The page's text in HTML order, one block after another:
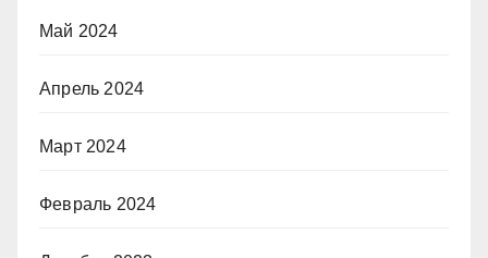
Май 2024
Апрель 2024
Март 2024
Февраль 2024